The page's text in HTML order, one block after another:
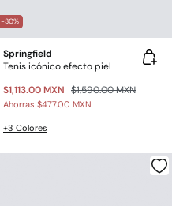
-30%
Springfield
Tenis icónico efecto piel
$1,113.00 MXN $1,590.00 MXN
Ahorras $477.00 MXN
+3 Colores